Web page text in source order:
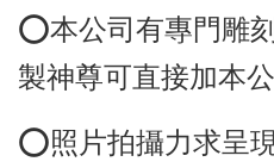
⭕️本公司有專門雕
製神尊可直接加本
⭕️照片拍攝力求呈